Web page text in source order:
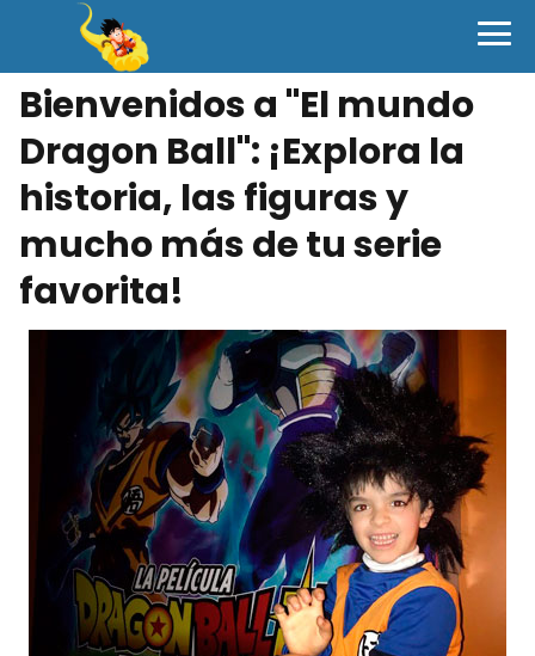
Bienvenidos a "El mundo
Dragon Ball": ¡Explora la
historia, las figuras y
mucho más de tu serie
favorita!